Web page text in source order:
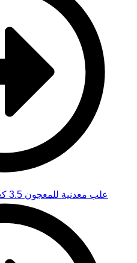
علب معدنية للمعجون 3.5 كغم